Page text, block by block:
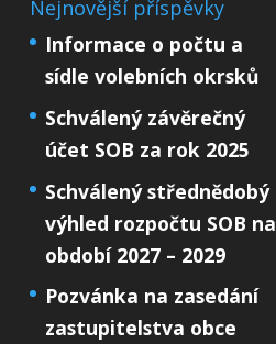
Nejnovější příspěvky
Informace o počtu a
sídle volebních okrsků
Schválený závěrečný
účet SOB za rok 2025
Schválený střednědobý
výhled rozpočtu SOB na
období 2027 – 2029
Pozvánka na zasedání
zastupitelstva obce